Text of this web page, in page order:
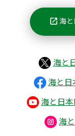
海
海と
海と日
海と日
海